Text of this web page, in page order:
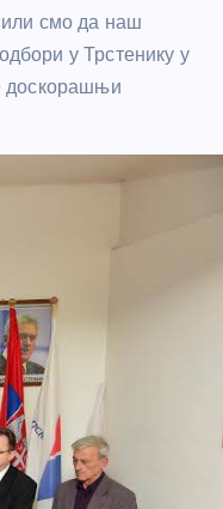
смо да наш
у Трстенику у
доскорашњи